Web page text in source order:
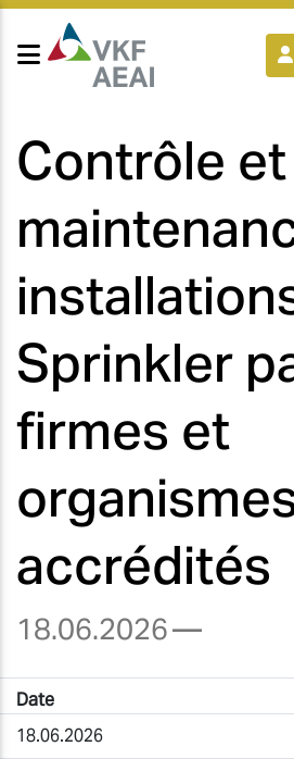
Contrôle et
Sprinkler
firmes et
accrédités
18.06.2026—
Date
18.06.2026